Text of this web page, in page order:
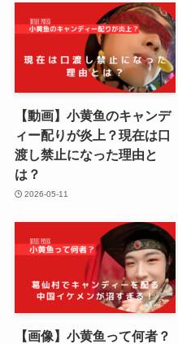
【動画】小黄鱼のキャンデ
ィー配りが炎上？現在は口
渡し禁止になった理由と
は？
2026-05-11
【画像】小黄鱼って何者？